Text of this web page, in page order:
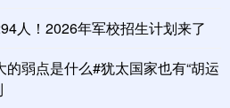
人！2026年军校招生计划来了
弱点是什么#犹太国家也有“胡运